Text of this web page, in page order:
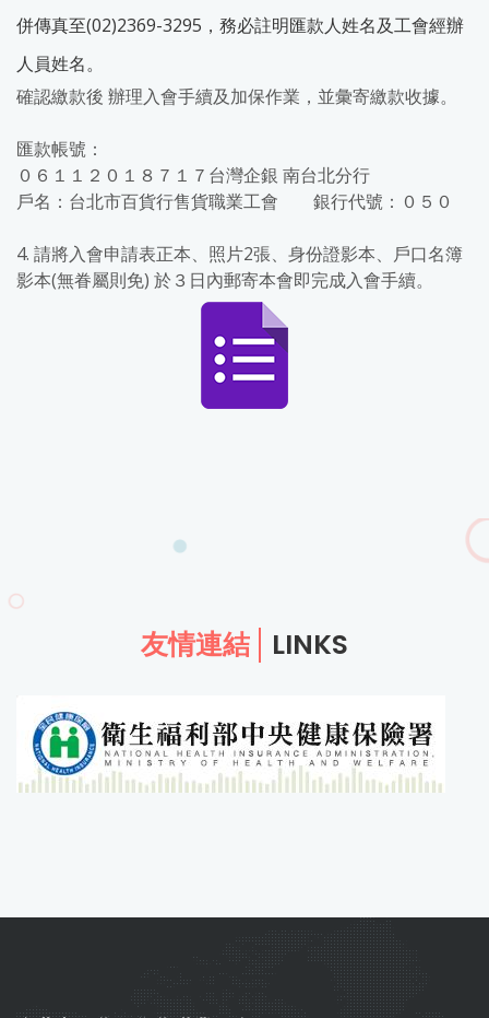
併傳真至(02)2369-3295，務必註明匯款人姓名及工會經辦
人員姓名。
確認繳款後 辦理入會手續及加保作業，並彙寄繳款收據。
匯款帳號：
０６１１２０１８７１７台灣企銀 南台北分行
戶名：台北市百貨行售貨職業工會 銀行代號：０５０
4. 請將入會申請表正本、照片2張、身份證影本、戶口名簿
影本(無眷屬則免) 於３日內郵寄本會即完成入會手續。
友情連結 LINKS